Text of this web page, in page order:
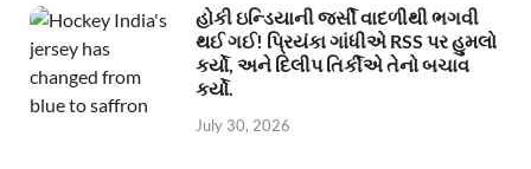
હોકી ઇન્ડિયાની જર્સી વાદળીથી ભગવી
થઈ ગઈ! પ્રિયંકા ગાંધીએ RSS પર હુમલો
કર્યો, અને દિલીપ તિર્કીએ તેનો બચાવ
કર્યો.
July 30, 2026